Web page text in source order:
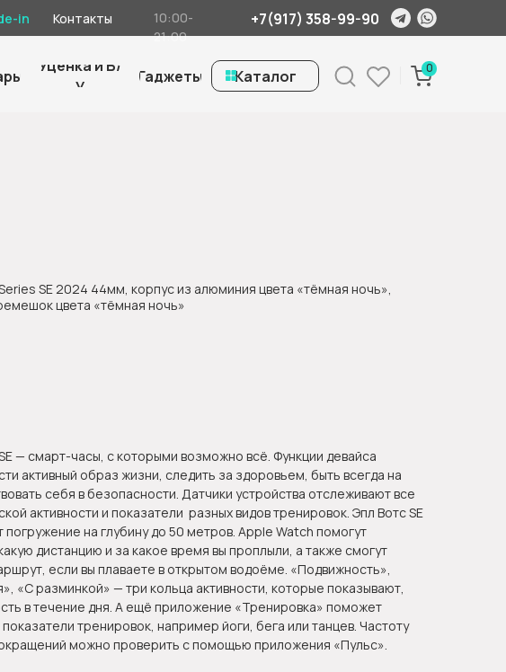
in Контакты +7(917) 358-99-90
10:00-
21:00
Уценка и Б/
У
Гаджеты 0
ㅤКаталог
SE 2024 44мм, корпус из алюминия цвета «тёмная ночь»,
цвета «тёмная ночь»
— смарт-часы, с которыми возможно всё. Функции девайса
активный образ жизни, следить за здоровьем, быть всегда на
себя в безопасности. Датчики устройства отслеживают все
активности и показатели разных видов тренировок. Эпл Вотс SE
на глубину до 50 метров. Apple Watch помогут
дистанцию и за какое время вы проплыли, а также смогут
если вы плаваете в открытом водоёме. «Подвижность»,
«С разминкой» — три кольца активности, которые показывают,
в течение дня. А ещё приложение «Тренировка» поможет
тренировок, например йоги, бега или танцев. Частоту
можно проверить с помощью приложения «Пульс».